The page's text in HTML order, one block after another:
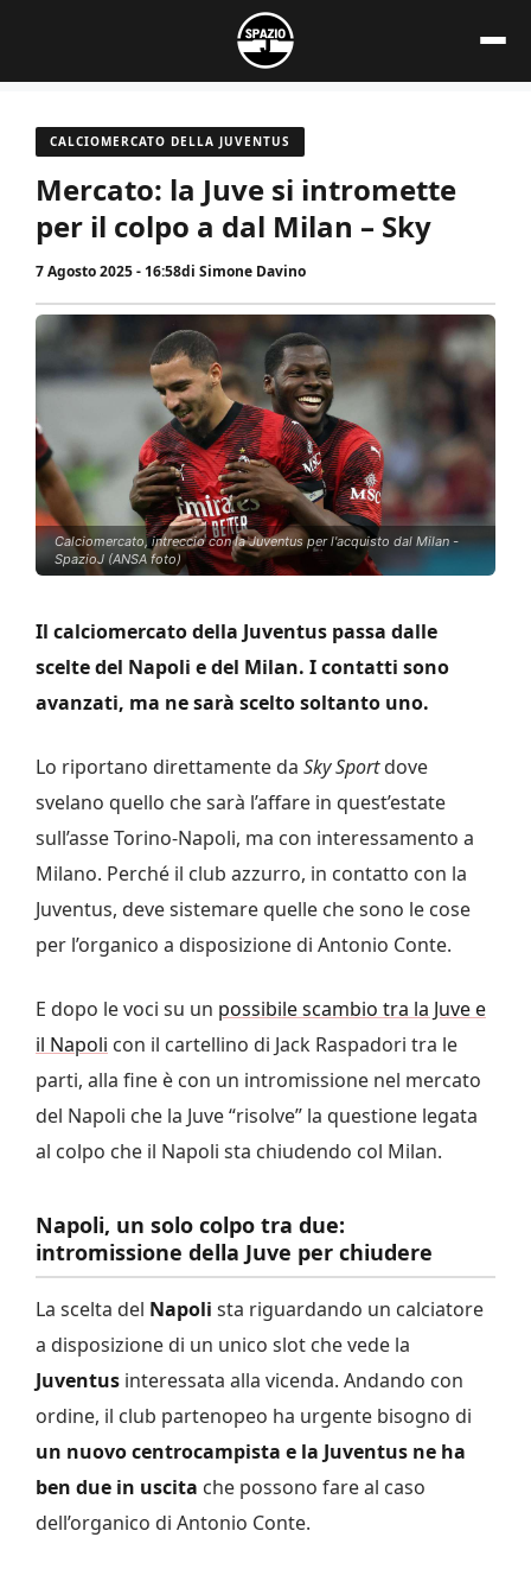
contenuto
CALCIOMERCATO DELLA JUVENTUS
Mercato: la Juve si intromette
per il colpo a dal Milan – Sky
7 Agosto 2025 - 16:58di Simone Davino
Calciomercato, intreccio con la Juventus per l'acquisto dal Milan -
SpazioJ (ANSA foto)
Il calciomercato della Juventus passa dalle
scelte del Napoli e del Milan. I contatti sono
avanzati, ma ne sarà scelto soltanto uno.
Lo riportano direttamente da Sky Sportdove
svelano quello che sarà l’affare in quest’estate
sull’asse Torino-Napoli, ma con interessamento a
Milano. Perché il club azzurro, in contatto con la
Juventus, deve sistemare quelle che sono le cose
per l’organico a disposizione di Antonio Conte.
E dopo le voci su un possibile scambio tra la Juve e
il Napoli con il cartellino di Jack Raspadori tra le
parti, alla fine è con un intromissione nel mercato
del Napoli che la Juve “risolve” la questione legata
al colpo che il Napoli sta chiudendo col Milan.
Napoli, un solo colpo tra due:
intromissione della Juve per chiudere
La scelta del Napoli sta riguardando un calciatore
a disposizione di un unico slot che vede la
Juventus interessata alla vicenda. Andando con
ordine, il club partenopeo ha urgente bisogno di
un nuovo centrocampista e la Juventus ne ha
ben due in uscita che possono fare al caso
dell’organico di Antonio Conte.